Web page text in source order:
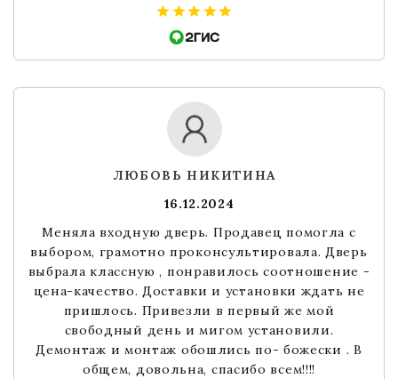
ЛЮБОВЬ НИКИТИНА
16.12.2024
Меняла входную дверь. Продавец помогла с
выбором, грамотно проконсультировала. Дверь
выбрала классную , понравилось соотношение -
цена-качество. Доставки и установки ждать не
пришлось. Привезли в первый же мой
свободный день и мигом установили.
Демонтаж и монтаж обошлись по- божески . В
общем, довольна, спасибо всем!!!!